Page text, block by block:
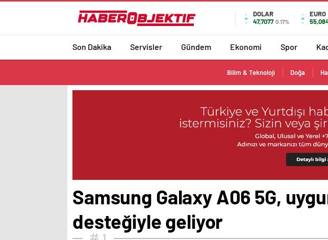
DOLAR
47,7077 0.17%
EURO
Son Dakika Servisler Gündem Ekonomi Spor
Bilim & Teknoloji Doğa
Samsung Galaxy A06 5G,
desteğiyle geliyor